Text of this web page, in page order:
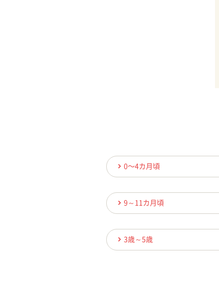
0〜4カ月頃
9～11カ月頃
3歳～5歳